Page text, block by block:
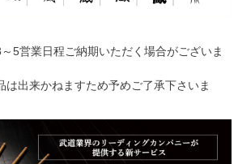
5営業日程ご納期いただく場合がございま
は出来かねますため予めご了承下さいま